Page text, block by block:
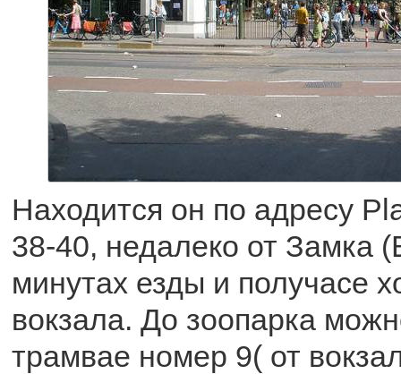
Находится он по адресу
38-40, недалеко от Замка
минутах езды и получасе
вокзала. До зоопарка
трамвае номер 9( от